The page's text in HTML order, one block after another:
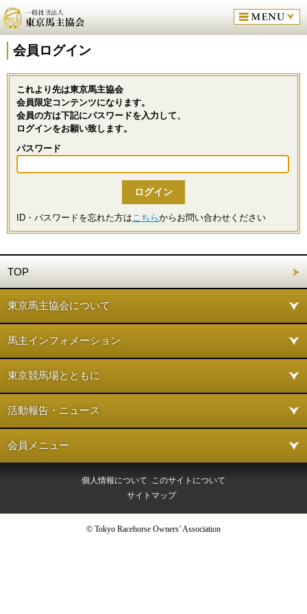
会員ログイン
これより先は東京馬主協会
会員限定コンテンツになります。
会員の方は下記にパスワードを入力して、
ログインをお願い致します。
パスワード
ID・パスワードを忘れた方はこちらからお問い合わせください
TOP
東京馬主協会について
馬主インフォメーション
東京競馬場とともに
活動報告・ニュース
会員メニュー
個人情報について このサイトについて
サイトマップ
© Tokyo Racehorse Owners’ Association